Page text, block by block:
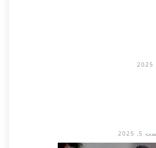
2025